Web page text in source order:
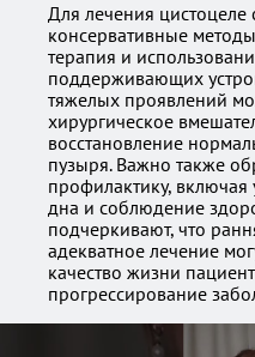
Для лечения
консервативные
терапия и
поддерживающих
тяжелых проявлений
хирургическое
восстановление
пузыря. Важно также
профилактику,
дна и соблюдение
подчеркивают, что
адекватное лечение
качество жизни
прогрессирование